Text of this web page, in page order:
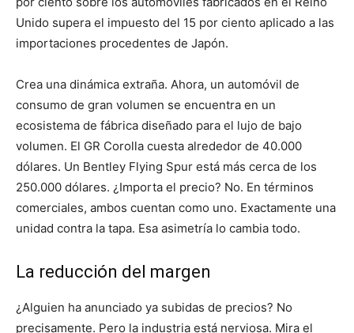
Unido supera el impuesto del 15 por ciento aplicado a las
importaciones procedentes de Japón.
Crea una dinámica extraña. Ahora, un automóvil de
consumo de gran volumen se encuentra en un
ecosistema de fábrica diseñado para el lujo de bajo
volumen. El GR Corolla cuesta alrededor de 40.000
dólares. Un Bentley Flying Spur está más cerca de los
250.000 dólares. ¿Importa el precio? No. En términos
comerciales, ambos cuentan como uno. Exactamente una
unidad contra la tapa. Esa asimetría lo cambia todo.
La reducción del margen
¿Alguien ha anunciado ya subidas de precios? No
precisamente. Pero la industria está nerviosa. Mira el